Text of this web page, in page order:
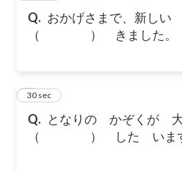
Q. おかげさまで、新し
（ ） きました。
Q. となりの かぞくが
（ ） した います
3
30 sec